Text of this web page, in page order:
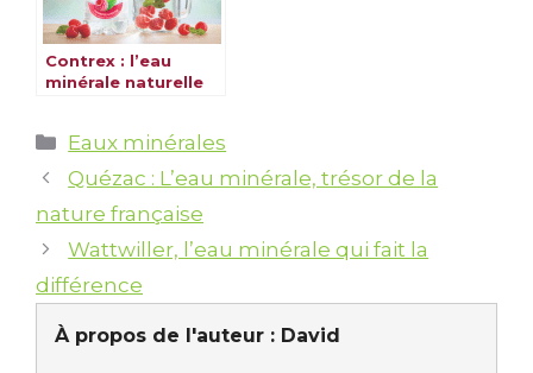
Contrex : l’eau
minérale naturelle
Catégories
Eaux minérales
Quézac : L’eau minérale, trésor de la
nature française
Wattwiller, l’eau minérale qui fait la
différence
À propos de l'auteur : David